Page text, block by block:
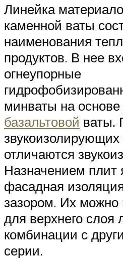
Линейка
каменной ваты
наименования
продуктов. В нее
огнеупорные
минваты на основе
базальтовой ваты.
звукоизолирующих
отличаются
Назначением плит
фасадная
зазором. Их можно
для верхнего слоя
комбинации с
серии.